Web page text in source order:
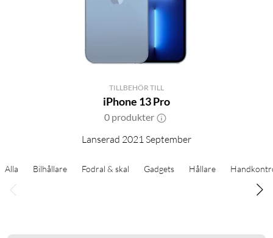
TILLBEHÖR TILL
iPhone 13 Pro
0 produkter
Lanserad 2021 September
Alla Bilhållare Fodral & skal Gadgets Hållare